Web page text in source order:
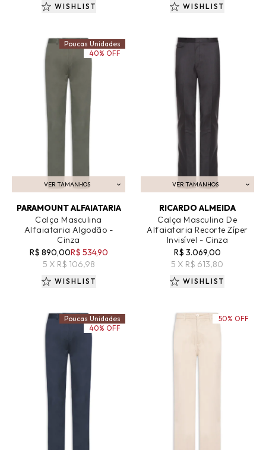
WISHLIST WISHLIST
VER TAMANHOS
ADICIONAR AO CARRINHO
PARAMOUNT ALFAIATARIA
Calça Masculina
Alfaiataria Algodão -
Cinza
R$ 890,00R$ 534,90
5 X R$ 106,98
Poucas Unidades
40% OFF
WISHLIST
VER TAMANHOS
ADICIONAR AO CARRINHO
RICARDO ALMEIDA
Calça Masculina De
Alfaiataria Recorte Zíper
Invisível - Cinza
R$ 3.069,00
5 X R$ 613,80
WISHLIST
Poucas Unidades
40% OFF
50% OFF